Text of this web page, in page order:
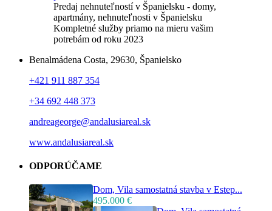
Predaj nehnuteľností v Španielsku - domy,
apartmány, nehnuteľnosti v Španielsku
Kompletné služby priamo na mieru vašim
potrebám od roku 2023
Benalmádena Costa, 29630, Španielsko
+421 911 887 354
+34 692 448 373
andreageorge@andalusiareal.sk
www.andalusiareal.sk
ODPORÚČAME
Dom, Vila samostatná stavba v Estep...
495.000 €